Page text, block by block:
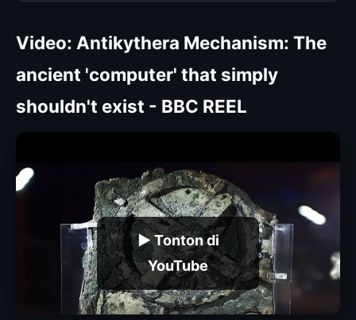
Video: Antikythera Mechanism: The
ancient 'computer' that simply
shouldn't exist - BBC REEL
▶ Tonton di
YouTube